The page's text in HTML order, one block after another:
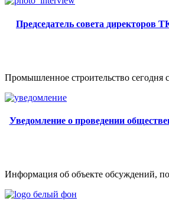
Председатель совета директоров
Промышленное строительство сегодня
Уведомление о проведении
Информация об объекте обсуждений,